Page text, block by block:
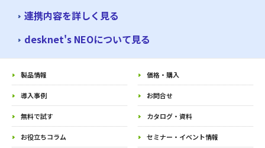
連携内容を詳しく見る
desknet's NEOについて見る
製品情報 価格・購入
導入事例 お問合せ
無料で試す カタログ・資料
お役立ちコラム セミナー・イベント情報